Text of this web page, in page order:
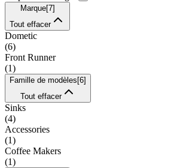
Marque[7]
Tout effacer
Dometic
(6)
Front Runner
(1)
Famille de modèles [6]
Tout effacer
Sinks
(4)
Accessories
(1)
Coffee Makers
(1)